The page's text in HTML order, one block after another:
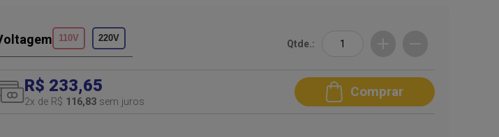
110V 220V
Qtde.:
R$ 233,65
2x de R$ 116,83 sem juros
Comprar